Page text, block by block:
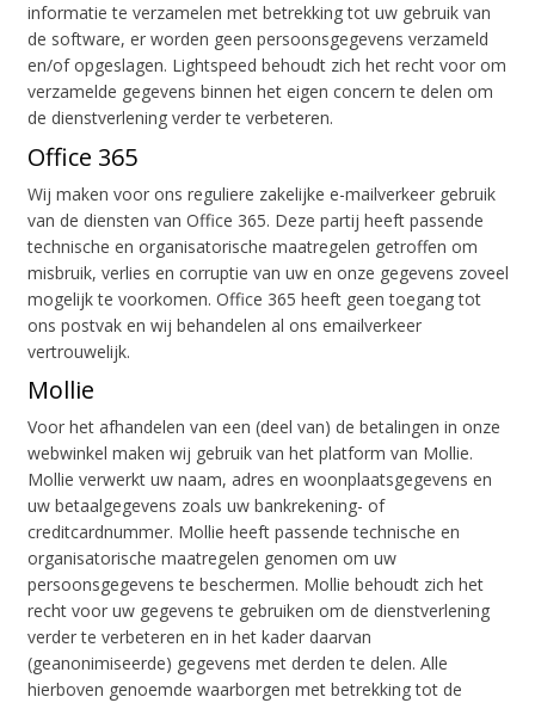
informatie te verzamelen met betrekking tot uw gebruik van
de software, er worden geen persoonsgegevens verzameld
en/of opgeslagen. Lightspeed behoudt zich het recht voor om
verzamelde gegevens binnen het eigen concern te delen om
de dienstverlening verder te verbeteren.
Office 365
Wij maken voor ons reguliere zakelijke e-mailverkeer gebruik
van de diensten van Office 365. Deze partij heeft passende
technische en organisatorische maatregelen getroffen om
misbruik, verlies en corruptie van uw en onze gegevens zoveel
mogelijk te voorkomen. Office 365 heeft geen toegang tot
ons postvak en wij behandelen al ons emailverkeer
vertrouwelijk.
Mollie
Voor het afhandelen van een (deel van) de betalingen in onze
webwinkel maken wij gebruik van het platform van Mollie.
Mollie verwerkt uw naam, adres en woonplaatsgegevens en
uw betaalgegevens zoals uw bankrekening- of
creditcardnummer. Mollie heeft passende technische en
organisatorische maatregelen genomen om uw
persoonsgegevens te beschermen. Mollie behoudt zich het
recht voor uw gegevens te gebruiken om de dienstverlening
verder te verbeteren en in het kader daarvan
(geanonimiseerde) gegevens met derden te delen. Alle
hierboven genoemde waarborgen met betrekking tot de